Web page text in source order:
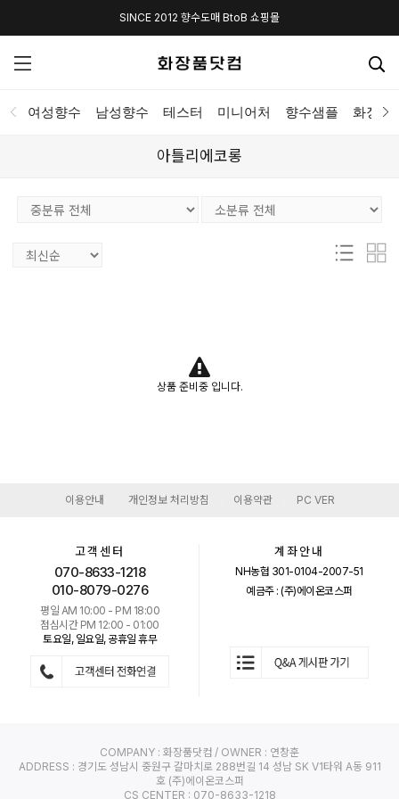
SINCE 2012 향수도매 BtoB 쇼핑몰
여성향수 남성향수 테스터 미니어처 향수샘플 화장품
아틀리에코롱
상품 준비중 입니다.
이용안내 개인정보 처리방침 이용약관 PC VER
고객센터
070-8633-1218
010-8079-0276
평일 AM 10:00 - PM 18:00
점심시간 PM 12:00 - 01:00
토요일, 일요일, 공휴일 휴무
계좌안내
NH농협 301-0104-2007-51
예금주 : (주)에이온코스퍼
COMPANY : 화장품닷컴 / OWNER : 연창훈
ADDRESS : 경기도 성남시 중원구 갈마치로 288번길 14 성남 SK V1타워 A동 911
호 (주)에이온코스퍼
CS CENTER : 070-8633-1218